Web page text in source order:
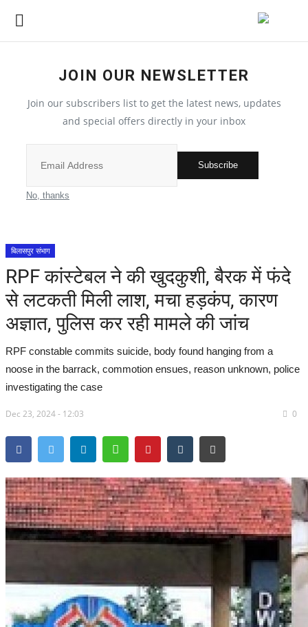
मुख्य समाचार
छत्तीसगढ़
All
सरगुजा संभाग
बिलासपुर संभाग
दुर्ग संभाग
बस्तर संभाग
राष्ट्रीय
खेल
राज्य
व्यापार
JOIN OUR NEWSLETTER
Join our subscribers list to get the latest news, updates
and special offers directly in your inbox
Subscribe
No, thanks
बिलासपुर संभाग
RPF कांस्टेबल ने की खुदकुशी, बैरक में फंदे
से लटकती मिली लाश, मचा हड़कंप, कारण
अज्ञात, पुलिस कर रही मामले की जांच
RPF constable commits suicide, body found hanging from a
noose in the barrack, commotion ensues, reason unknown, police
investigating the case
Dec 23, 2024 - 12:03 0